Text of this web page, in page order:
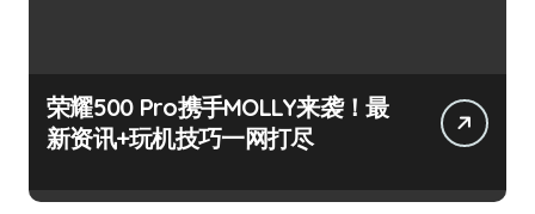
荣耀500 Pro携手MOLLY来袭！最
新资讯+玩机技巧一网打尽